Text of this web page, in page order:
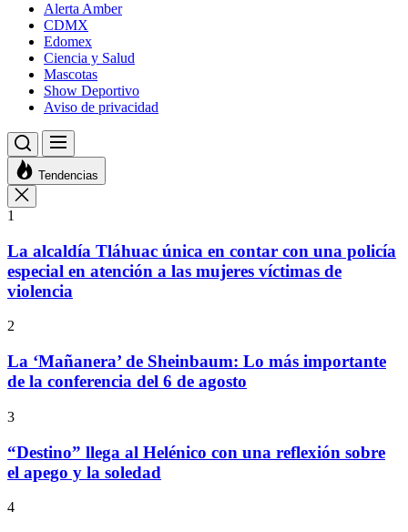
Alerta Amber
CDMX
Edomex
Ciencia y Salud
Mascotas
Show Deportivo
Aviso de privacidad
Tendencias
1
La alcaldía Tláhuac única en contar con una policía
especial en atención a las mujeres víctimas de
violencia
2
La ‘Mañanera’ de Sheinbaum: Lo más importante
de la conferencia del 6 de agosto
3
“Destino” llega al Helénico con una reflexión sobre
el apego y la soledad
4